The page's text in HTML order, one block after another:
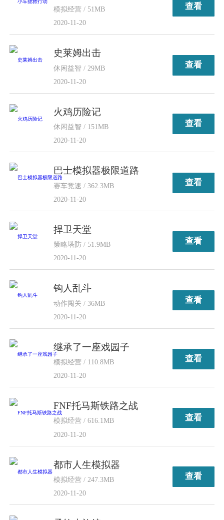
模拟经营 / 51MB
2020-11-20
查看
史莱姆出击
休闲益智 / 29MB
2020-11-20
查看
火鸡历险记
休闲益智 / 151MB
2020-11-20
查看
巴士模拟器极限道路
赛车竞速 / 362.3MB
2020-11-20
查看
捍卫天堂
策略塔防 / 51.9MB
2020-11-20
查看
钩人乱斗
动作闯关 / 36MB
2020-11-20
查看
继承了一座戏园子
模拟经营 / 110.8MB
2020-11-20
查看
FNF托马斯铁路之战
模拟经营 / 616.1MB
2020-11-20
查看
都市人生模拟器
模拟经营 / 247.3MB
2020-11-20
查看